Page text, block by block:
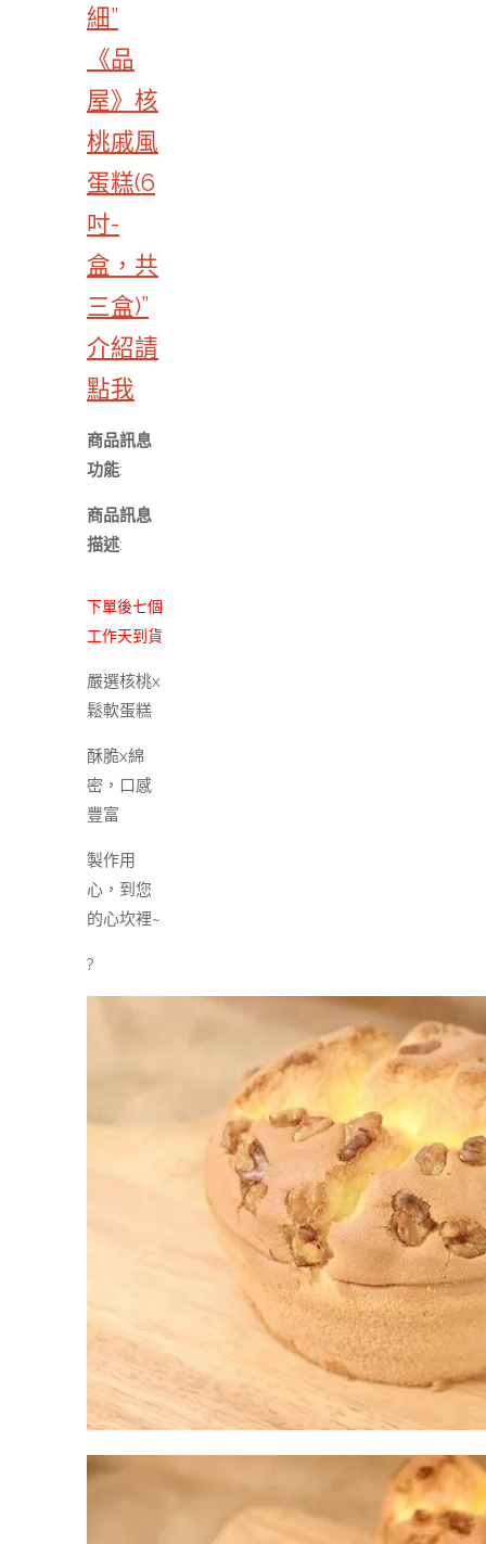
細”
《品
屋》核
桃戚風
蛋糕(6
吋-
盒，共
三盒)”
介紹請
點我
商品訊息
功能:
商品訊息
描述:
下單後七個
工作天到貨
嚴選核桃x
鬆軟蛋糕
酥脆x綿
密，口感
豐富
製作用
心，到您
的心坎裡~
?